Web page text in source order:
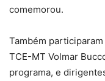
comemorou.
Também
TCE-MT Volmar
programa, e